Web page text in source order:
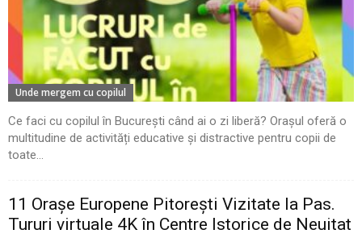
Unde mergem cu copilul
Ce faci cu copilul în București când ai o zi liberă? Orașul oferă o
multitudine de activități educative și distractive pentru copii de
toate...
11 Oraşe Europene Pitoreşti Vizitate la Pas.
Tururi virtuale 4K în Centre Istorice de Neuitat